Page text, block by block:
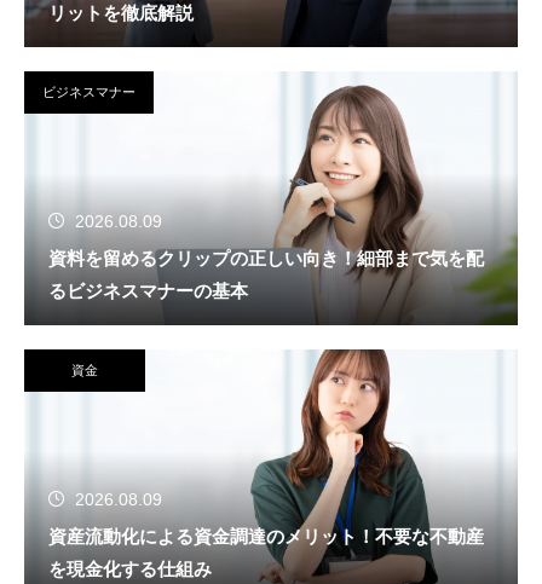
リットを徹底解説
ビジネスマナー
2026.08.09
資料を留めるクリップの正しい向き！細部まで気を配
るビジネスマナーの基本
資金
2026.08.09
資産流動化による資金調達のメリット！不要な不動産
を現金化する仕組み